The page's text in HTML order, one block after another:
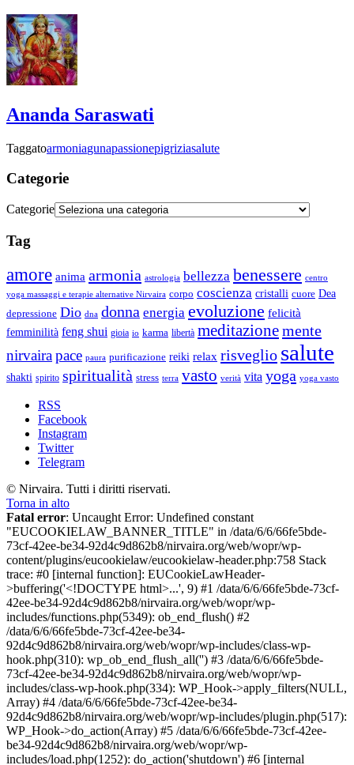
Ananda Saraswati
Taggatoarmoniagunapassionepigriziasalute
Categorie
Categorie
Tag
amore anima armonia astrologia bellezza benessere centro
yoga massaggi e terapie alternative Nirvaira corpo coscienza cristalli cuore Dea
depressione Dio dna donna energia evoluzione felicità
femminilità feng shui gioia io karma libertà meditazionemente
nirvairapace paura purificazione reiki relax risveglio salute
shakti spirito spiritualità stress terra vasto verità vita yoga yoga vasto
RSS
Facebook
Instagram
Twitter
Telegram
© Nirvaira. Tutti i diritti riservati.
Torna in alto
Fatal error: Uncaught Error: Undefined constant
"EUCOOKIELAW_BANNER_TITLE" in /data/6/6/66fe5bde-
73cf-42ee-be34-92d4c9d862b8/nirvaira.org/web/wopr/wp-
content/plugins/eucookielaw/eucookielaw-header.php:758 Stack
trace: #0 [internal function]: EUCookieLawHeader-
>buffering('<!DOCTYPE html>...', 9) #1 /data/6/6/66fe5bde-73cf-
42ee-be34-92d4c9d862b8/nirvaira.org/web/wopr/wp-
includes/functions.php(5349): ob_end_flush() #2
/data/6/6/66fe5bde-73cf-42ee-be34-
92d4c9d862b8/nirvaira.org/web/wopr/wp-includes/class-wp-
hook.php(310): wp_ob_end_flush_all('') #3 /data/6/6/66fe5bde-
73cf-42ee-be34-92d4c9d862b8/nirvaira.org/web/wopr/wp-
includes/class-wp-hook.php(334): WP_Hook->apply_filters(NULL,
Array) #4 /data/6/6/66fe5bde-73cf-42ee-be34-
92d4c9d862b8/nirvaira.org/web/wopr/wp-includes/plugin.php(517):
WP_Hook->do_action(Array) #5 /data/6/6/66fe5bde-73cf-42ee-
be34-92d4c9d862b8/nirvaira.org/web/wopr/wp-
includes/load.php(1252): do_action('shutdown') #6 [internal